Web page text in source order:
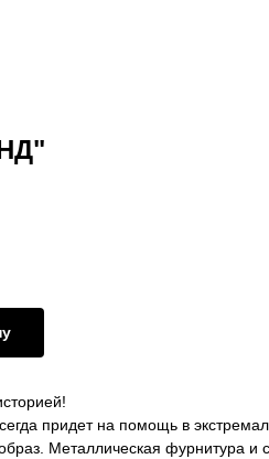
придет на помощь в
Металлическая фурнитура и